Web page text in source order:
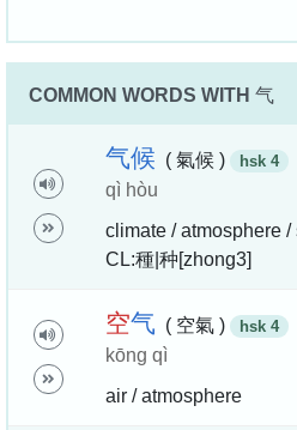
COMMON WORDS WITH 气
气候 ( 氣候 ) hsk 4
qì hòu
climate / atmosphere /
CL:種|种[zhong3]
空气 ( 空氣 ) hsk 4
kōng qì
air / atmosphere